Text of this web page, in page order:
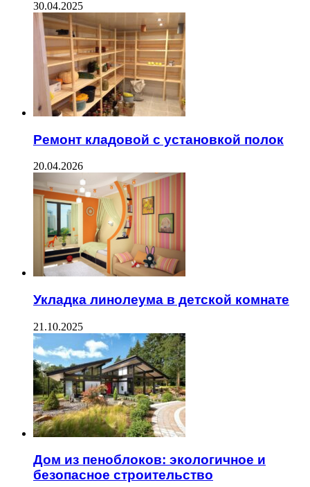
30.04.2025
Ремонт кладовой с установкой полок
20.04.2026
Укладка линолеума в детской комнате
21.10.2025
Дом из пеноблоков: экологичное и
безопасное строительство